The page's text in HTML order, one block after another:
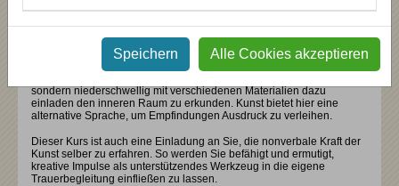
________
Trauerprozesse verlaufen nicht linear – und oft fehlen den
Betroffenen die Worte. Menschen in Trauer erleben sich häufig als
entgrenzt oder ihren Gefühlen ausgeliefert. Gerade dann tut es gut,
sondern niederschwellig mit verschiedenen Materialien dazu
einladen den inneren Raum zu erkunden. Kunst bietet hier eine
alternative Sprache, um Empfindungen Ausdruck zu verleihen.
Dieser Kurs ist auch eine Einladung an Sie, die nonverbale Kraft der
Kunst selber zu erfahren. So werden Sie befähigt und ermutigt,
kreative Impulse als unterstützendes Werkzeug in die eigene
Trauerbegleitung einfließen zu lassen.
Speichern Alle Cookies akzeptieren